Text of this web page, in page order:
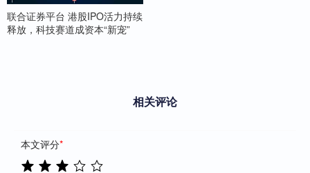
联合证券平台 港股IPO活力持续
释放，科技赛道成资本“新宠”
相关评论
本文评分*